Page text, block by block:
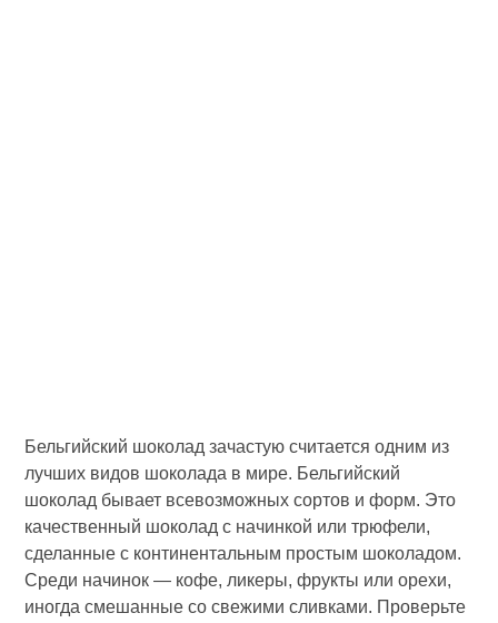
Бельгийский шоколад зачастую считается одним из
лучших видов шоколада в мире. Бельгийский
шоколад бывает всевозможных сортов и форм. Это
качественный шоколад с начинкой или трюфели,
сделанные с континентальным простым шоколадом.
Среди начинок — кофе, ликеры, фрукты или орехи,
иногда смешанные со свежими сливками. Проверьте